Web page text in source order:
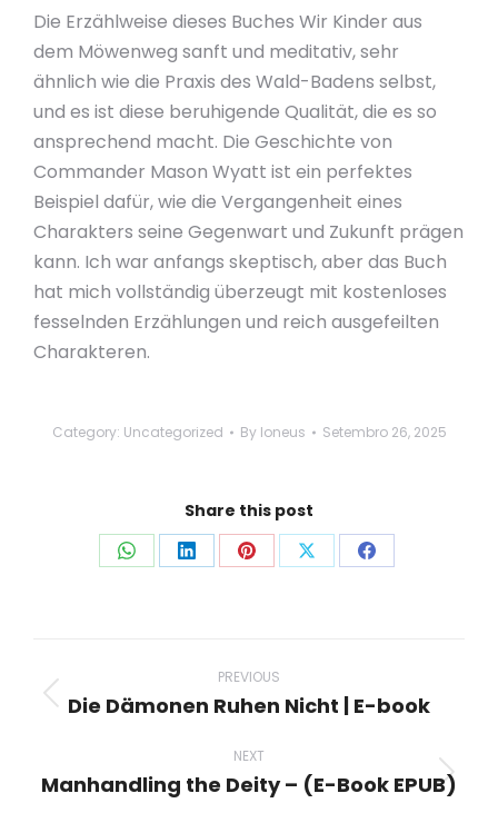
Die Erzählweise dieses Buches Wir Kinder aus
dem Möwenweg sanft und meditativ, sehr
ähnlich wie die Praxis des Wald-Badens selbst,
und es ist diese beruhigende Qualität, die es so
ansprechend macht. Die Geschichte von
Commander Mason Wyatt ist ein perfektes
Beispiel dafür, wie die Vergangenheit eines
Charakters seine Gegenwart und Zukunft prägen
kann. Ich war anfangs skeptisch, aber das Buch
hat mich vollständig überzeugt mit kostenloses
fesselnden Erzählungen und reich ausgefeilten
Charakteren.
Category: Uncategorized By loneus Setembro 26, 2025
Share this post
Share Share Share Share Share
navigation
PREVIOUS
Previous
Die Dämonen Ruhen Nicht | E-book
NEXT
Next
Manhandling the Deity – (E-Book EPUB)